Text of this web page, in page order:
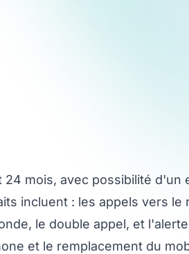
mois, avec possibilité d'un
incluent : les appels vers le
le double appel, et
et le remplacement du